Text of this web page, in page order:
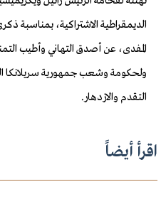
الديمقراطية الاشتراكية، بمناسبة
المفدى، عن أصدق التهاني وأطيب
ولحكومة وشعب جمهورية سريلانكا
التقدم والازدهار.
اقرأ أيضاً